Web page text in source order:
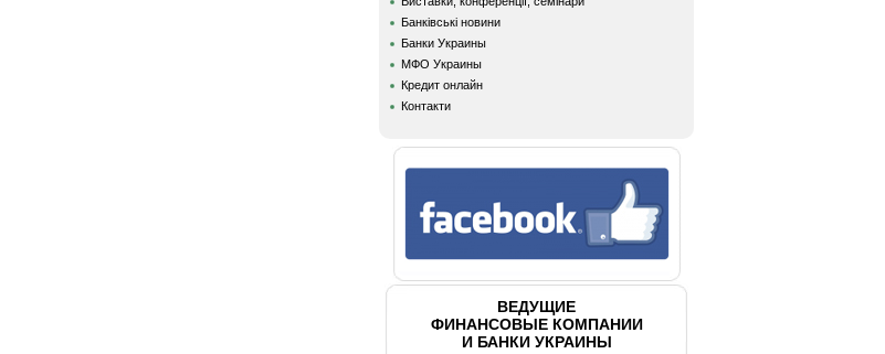
Банківські новини
Банки Украины
МФО Украины
Кредит онлайн
Контакти
ВЕДУЩИЕ
ФИНАНСОВЫЕ КОМПАНИИ
И БАНКИ УКРАИНЫ